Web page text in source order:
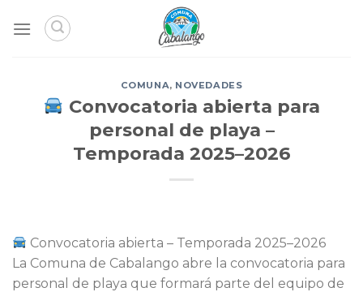
COMUNA, NOVEDADES
Convocatoria abierta para
personal de playa –
Temporada 2025–2026
Convocatoria abierta – Temporada 2025–2026
La Comuna de Cabalango abre la convocatoria para
personal de playa que formará parte del equipo de